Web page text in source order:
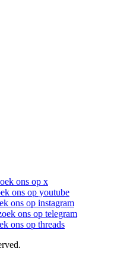
ons op x
ons op youtube
ons op instagram
ons op telegram
ons op threads